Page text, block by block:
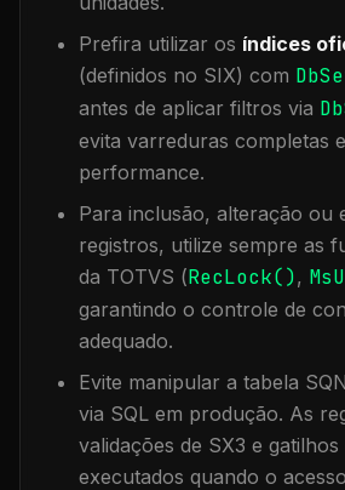
Prefira utilizar os índices
(definidos no SIX) com
antes de aplicar filtros via
evita varreduras completas
performance.
Para inclusão, alteração ou
registros, utilize sempre as
da TOTVS (RecLock(),
garantindo o controle de
adequado.
Evite manipular a tabela SQN
via SQL em produção. As
validações de SX3 e
executados quando o